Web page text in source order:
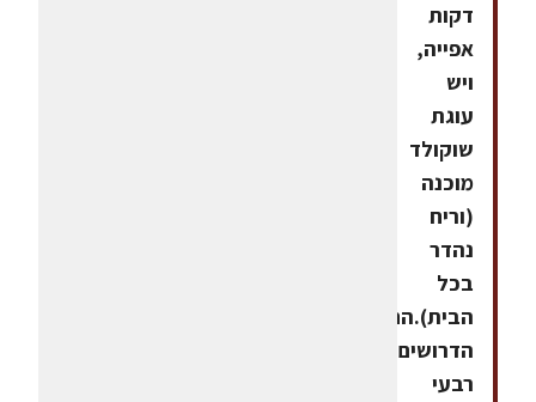
דקות
אפייה,
ויש
עוגת
שוקולד
מוכנה
(וריח
נהדר
בכל
הבית).החומרים
הדרושיםשלושת
רבעי